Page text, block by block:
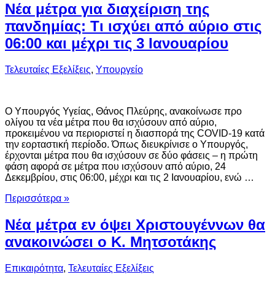
Νέα μέτρα για διαχείριση της
πανδημίας: Τι ισχύει από αύριο στις
06:00 και μέχρι τις 3 Ιανουαρίου
Τελευταίες Εξελίξεις, Υπουργείο
Ο Υπουργός Υγείας, Θάνος Πλεύρης, ανακοίνωσε προ
ολίγου τα νέα μέτρα που θα ισχύσουν από αύριο,
προκειμένου να περιοριστεί η διασπορά της COVID-19 κατά
την εορταστική περίοδο. Όπως διευκρίνισε ο Υπουργός,
έρχονται μέτρα που θα ισχύσουν σε δύο φάσεις – η πρώτη
φάση αφορά σε μέτρα που ισχύσουν από αύριο, 24
Δεκεμβρίου, στις 06:00, μέχρι και τις 2 Ιανουαρίου, ενώ …
Περισσότερα »
Νέα μέτρα εν όψει Χριστουγέννων θα
ανακοινώσει ο Κ. Μητσοτάκης
Επικαιρότητα, Τελευταίες Εξελίξεις